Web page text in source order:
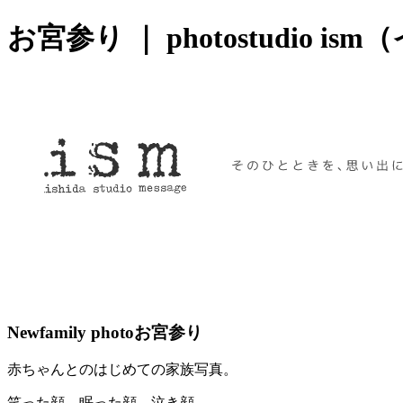
お宮参り ｜ photostudio ism（
Newfamily photoお宮参り
赤ちゃんとのはじめての家族写真。